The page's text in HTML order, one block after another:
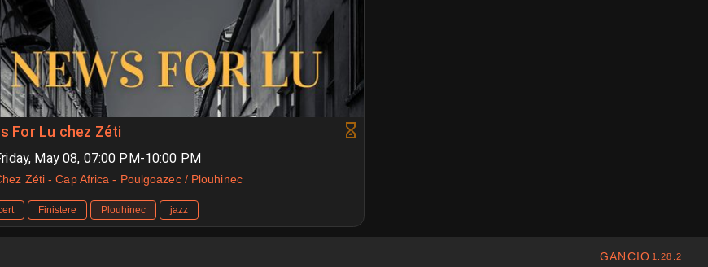
For Lu chez Zéti
May 08, 07:00 PM-10:00 PM
Zéti - Cap Africa - Poulgoazec / Plouhinec
Finistere Plouhinec jazz
GANCIO 1.28.2